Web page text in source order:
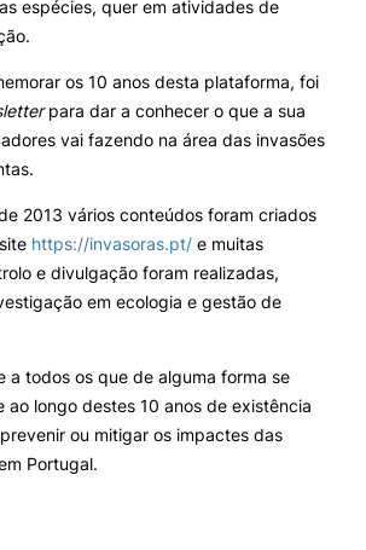
Politécnico de Coimbra. Todos os direitos reservados.
espécies, quer em atividades de
os 10 anos desta plataforma, foi
para dar a conhecer o que a sua
vai fazendo na área das invasões
2013 vários conteúdos foram criados
https://invasoras.pt/ e muitas
e divulgação foram realizadas,
em ecologia e gestão de
a todos os que de alguma forma se
ao longo destes 10 anos de existência
ou mitigar os impactes das
Portugal.